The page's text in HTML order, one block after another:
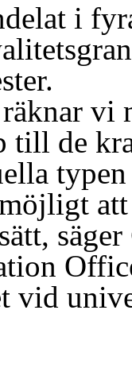
i
till de
säger
vid